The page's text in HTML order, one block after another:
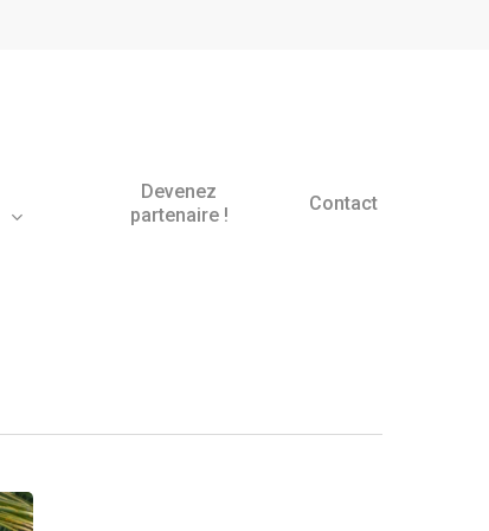
Devenez
partenaire !
Contact